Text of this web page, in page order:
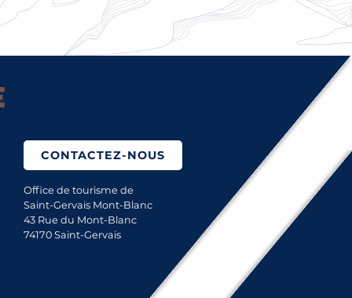
REVUES DE PRESSE
Gervais Mont-
CONTACTEZ-NOUS
Office de tourisme de
Saint-Gervais Mont-Blanc
43 Rue du Mont-Blanc
74170 Saint-Gervais